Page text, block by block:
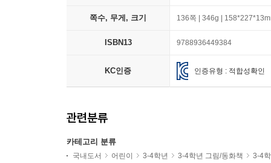
쪽수, 무게, 크기 136쪽 | 346g |
ISBN13 9788936449384
KC인증 인증유형 : 적합성확인
관련분류
카테고리 분류
국내도서 어린이 3-4학년 3-4학년 그림/동화책
3-4